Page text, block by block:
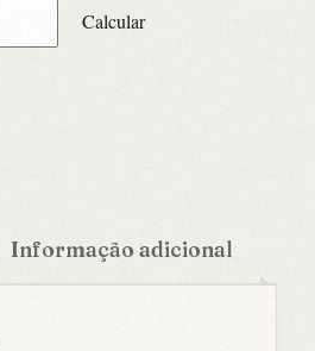
Calcular
Informação adicional